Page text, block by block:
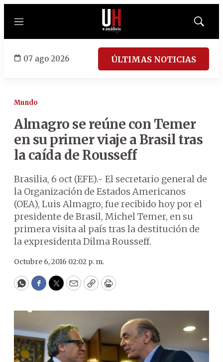
Menú
Mostrar
07 ago 2026 ÚLTIMAS NOTICIAS
Mundo
Almagro se reúne con Temer
en su primer viaje a Brasil tras
la caída de Rousseff
Brasilia, 6 oct (EFE).- El secretario general de
la Organización de Estados Americanos
(OEA), Luis Almagro, fue recibido hoy por el
presidente de Brasil, Michel Temer, en su
primera visita al país tras la destitución de
la expresidenta Dilma Rousseff.
Octubre 6, 2016 02:02 p. m.
WhatsApp
Facebook
Twitter
EmailCopyPrint